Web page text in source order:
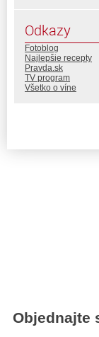
Odkazy
Fotoblog
Najlepšie recepty
Pravda.sk
TV program
Všetko o víne
Objednajte